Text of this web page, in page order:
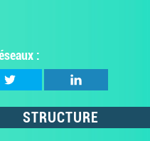
:
STRUCTURE